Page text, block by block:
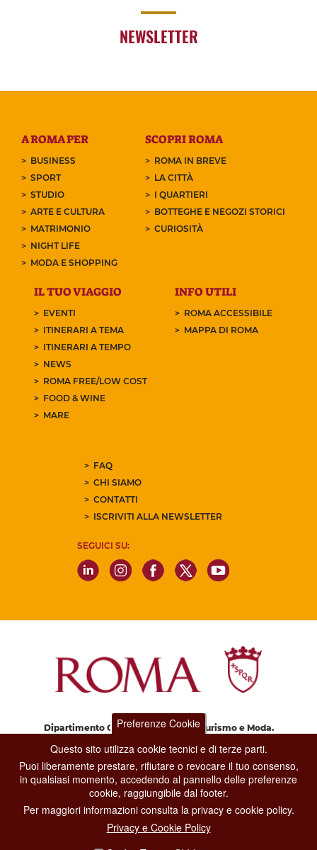
NEWSLETTER
A ROMA PER
BUSINESS
SPORT
STUDIO
ARTE E CULTURA
MATRIMONIO
NIGHT LIFE
MODA E SHOPPING
SCOPRI ROMA
ROMA IN BREVE
LA CITTÀ
I QUARTIERI
BOTTEGHE E NEGOZI STORICI
CURIOSITÀ
IL TUO VIAGGIO
EVENTI
ITINERARI A TEMA
ITINERARI A TEMPO
NEWS
ROMA FREE/LOW COST
FOOD & WINE
MARE
INFO UTILI
ROMA ACCESSIBILE
MAPPA DI ROMA
FAQ
CHI SIAMO
CONTATTI
ISCRIVITI ALLA NEWSLETTER
SEGUICI SU:
Dipartimento Grandi Eventi, Sport, Turismo e Moda.
00187 Roma
CONTACT CENTER TEL. 06 06 08
CONTATTA LA REDAZIONE
Preferenze Cookie
Questo sito utilizza cookie tecnici e di terze parti.
Puoi liberamente prestare, rifiutare o revocare il tuo consenso,
in qualsiasi momento, accedendo al pannello delle preferenze
cookie, raggiungibile dal footer.
Per maggiori informazioni consulta la privacy e cookie policy.
Privacy e Cookie Policy